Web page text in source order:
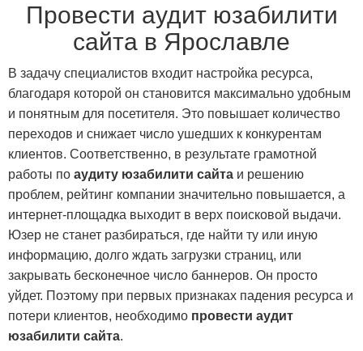
Провести аудит юзабилити
сайта в Ярославле
В задачу специалистов входит настройка ресурса,
благодаря которой он становится максимально удобным
и понятным для посетителя. Это повышает количество
переходов и снижает число ушедших к конкурентам
клиентов. Соответственно, в результате грамотной
работы по аудиту юзабилити сайта и решению
проблем, рейтинг компании значительно повышается, а
интернет-площадка выходит в верх поисковой выдачи.
Юзер не станет разбираться, где найти ту или иную
информацию, долго ждать загрузки страниц, или
закрывать бесконечное число баннеров. Он просто
уйдет. Поэтому при первых признаках падения ресурса и
потери клиентов, необходимо провести аудит
юзабилити сайта.